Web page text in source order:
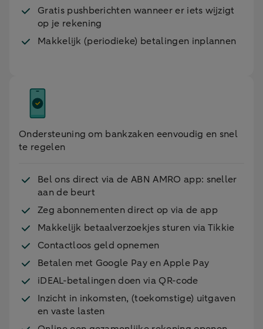
Mauritius
Nauru
Gratis pushberichten wanneer er iets wijzigt
op je rekening
Makkelijk (periodieke) betalingen inplannen
Ondersteuning om bankzaken eenvoudig en snel
te regelen
Bel ons direct via de ABN AMRO app: sneller
aan de beurt
Zeg abonnementen direct op via de app
Makkelijk betaalverzoekjes sturen via Tikkie
Contactloos geld opnemen
Betalen met Google Pay en Apple Pay
iDEAL-betalingen doen via QR-code
Inzicht in inkomsten, (toekomstige) uitgaven
en vaste lasten